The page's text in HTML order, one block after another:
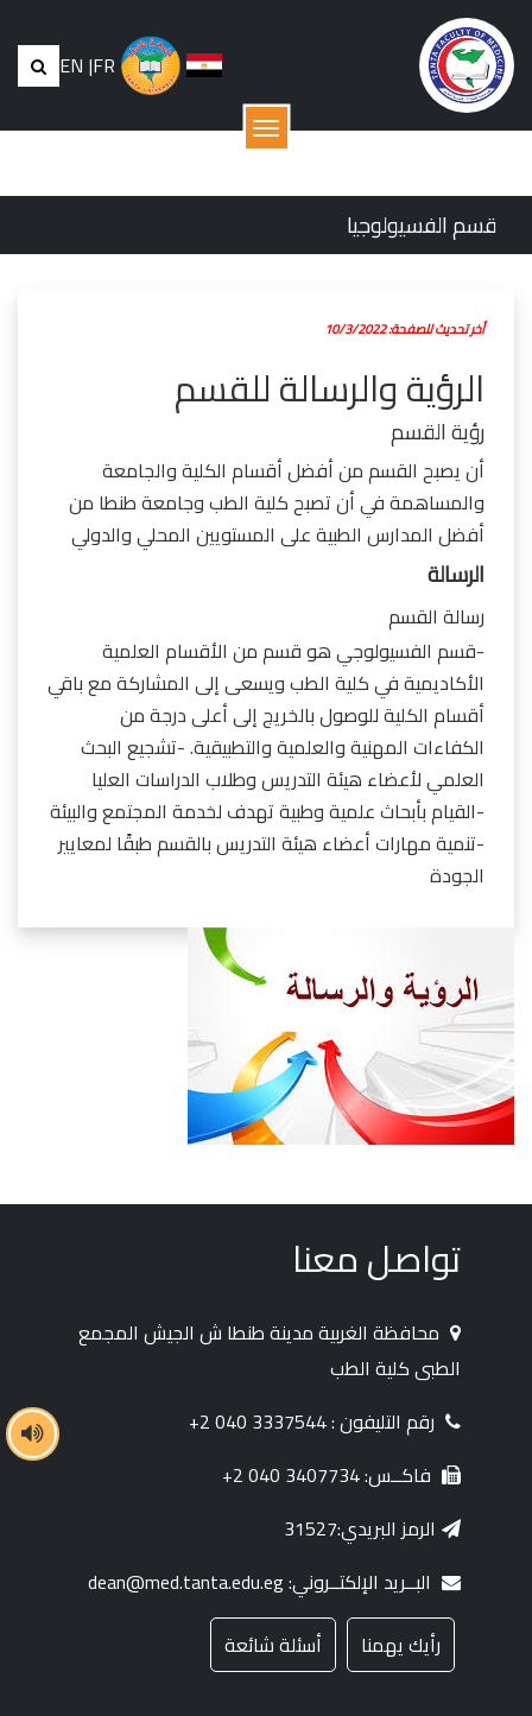
EN |FR
القائمة
قسم الفسيولوجيا
أخر تحديث للصفحة: 10/3/2022
الرؤية والرسالة للقسم
رؤية القسم
أن يصبح القسم من أفضل أقسام الكلية والجامعة
والمساهمة في أن تصبح كلية الطب وجامعة طنطا من
أفضل المدارس الطبية على المستويين المحلي والدولي
الرسالة
رسالة القسم
-قسم الفسيولوجي هو قسم من الأقسام العلمية
الأكاديمية في كلية الطب ويسعى إلى المشاركة مع باقي
أقسام الكلية للوصول بالخريج إلى أعلى درجة من
الكفاءات المهنية والعلمية والتطبيقية. -تشجيع البحث
العلمي لأعضاء هيئة التدريس وطلاب الدراسات العليا
-القيام بأبحاث علمية وطبية تهدف لخدمة المجتمع والبيئة
-تنمية مهارات أعضاء هيئة التدريس بالقسم طبقًا لمعايير
الجودة
تواصل معنا
محافظة الغربية مدينة طنطا ش الجيش المجمع
الطبى كلية الطب
رقم التليفون : 3337544 040 2+
فاكــس: 3407734 040 2+
الرمز البريدي:31527
البــريد الإلكتــروني: dean@med.tanta.edu.eg
رأيك يهمنا
أسئلة شائعة